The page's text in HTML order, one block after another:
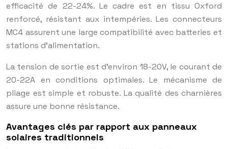
efficacité de 22-24%. Le cadre est en tissu Oxford
renforcé, résistant aux intempéries. Les connecteurs
MC4 assurent une large compatibilité avec batteries et
stations d’alimentation.
La tension de sortie est d’environ 18-20V, le courant de
20-22A en conditions optimales. Le mécanisme de
pliage est simple et robuste. La qualité des charnières
assure une bonne résistance.
Avantages clés par rapport aux panneaux
solaires traditionnels